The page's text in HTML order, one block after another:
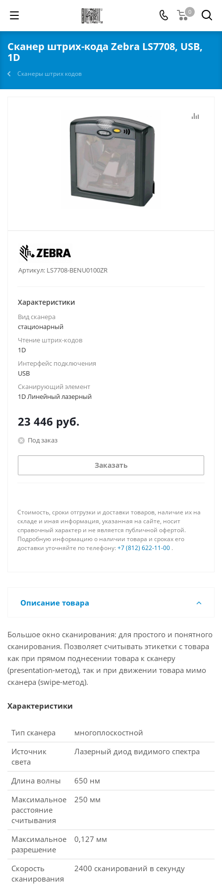
0
Сканер штрих-кода Zebra LS7708, USB,
1D
Сканеры штрих кодов
Артикул: LS7708-BENU0100ZR
Характеристики
Вид сканера
стационарный
Чтение штрих-кодов
1D
Интерфейс подключения
USB
Сканирующий элемент
1D Линейный лазерный
23 446 руб.
Под заказ
Заказать
Стоимость, сроки отгрузки и доставки товаров, наличие их на
складе и иная информация, указанная на сайте, носит
справочный характер и не является публичной офертой.
Подробную информацию о наличии товара и сроках его
доставки уточняйте по телефону: +7 (812) 622-11-00 .
Описание товара
Большое окно сканирования: для простого и понятного
сканирования. Позволяет считывать этикетки с товара
как при прямом поднесении товара к сканеру
(presentation-метод), так и при движении товара мимо
сканера (swipe-метод).
Характеристики
Тип сканера
многоплоскостной
Источник
света
Лазерный диод видимого спектра
Длина волны
650 нм
Максимальное
расстояние
считывания
250 мм
Максимальное
разрешение
0,127 мм
Скорость
сканирования
2400 сканирований в секунду